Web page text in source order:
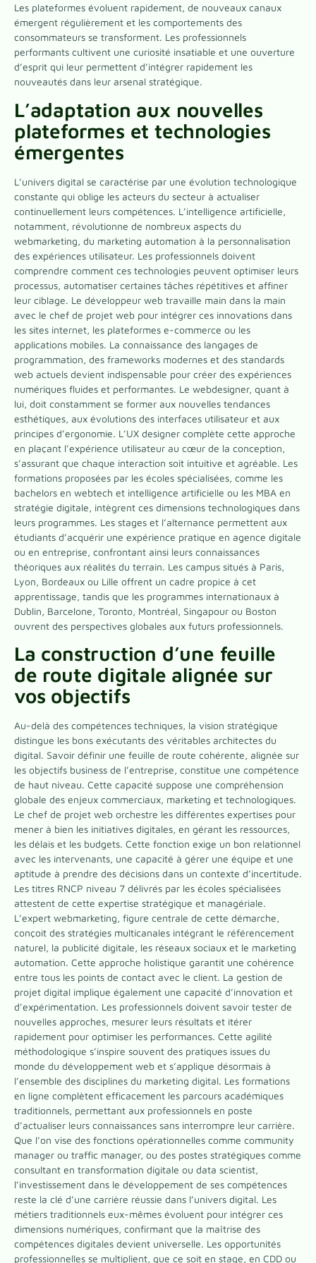
Les plateformes évoluent rapidement, de nouveaux canaux
émergent régulièrement et les comportements des
consommateurs se transforment. Les professionnels
performants cultivent une curiosité insatiable et une ouverture
d’esprit qui leur permettent d’intégrer rapidement les
nouveautés dans leur arsenal stratégique.
L’adaptation aux nouvelles
plateformes et technologies
émergentes
L’univers digital se caractérise par une évolution technologique
constante qui oblige les acteurs du secteur à actualiser
continuellement leurs compétences. L’intelligence artificielle,
notamment, révolutionne de nombreux aspects du
webmarketing, du marketing automation à la personnalisation
des expériences utilisateur. Les professionnels doivent
comprendre comment ces technologies peuvent optimiser leurs
processus, automatiser certaines tâches répétitives et affiner
leur ciblage. Le développeur web travaille main dans la main
avec le chef de projet web pour intégrer ces innovations dans
les sites internet, les plateformes e-commerce ou les
applications mobiles. La connaissance des langages de
programmation, des frameworks modernes et des standards
web actuels devient indispensable pour créer des expériences
numériques fluides et performantes. Le webdesigner, quant à
lui, doit constamment se former aux nouvelles tendances
esthétiques, aux évolutions des interfaces utilisateur et aux
principes d’ergonomie. L’UX designer complète cette approche
en plaçant l’expérience utilisateur au cœur de la conception,
s’assurant que chaque interaction soit intuitive et agréable. Les
formations proposées par les écoles spécialisées, comme les
bachelors en webtech et intelligence artificielle ou les MBA en
stratégie digitale, intègrent ces dimensions technologiques dans
leurs programmes. Les stages et l’alternance permettent aux
étudiants d’acquérir une expérience pratique en agence digitale
ou en entreprise, confrontant ainsi leurs connaissances
théoriques aux réalités du terrain. Les campus situés à Paris,
Lyon, Bordeaux ou Lille offrent un cadre propice à cet
apprentissage, tandis que les programmes internationaux à
Dublin, Barcelone, Toronto, Montréal, Singapour ou Boston
ouvrent des perspectives globales aux futurs professionnels.
La construction d’une feuille
de route digitale alignée sur
vos objectifs
Au-delà des compétences techniques, la vision stratégique
distingue les bons exécutants des véritables architectes du
digital. Savoir définir une feuille de route cohérente, alignée sur
les objectifs business de l’entreprise, constitue une compétence
de haut niveau. Cette capacité suppose une compréhension
globale des enjeux commerciaux, marketing et technologiques.
Le chef de projet web orchestre les différentes expertises pour
mener à bien les initiatives digitales, en gérant les ressources,
les délais et les budgets. Cette fonction exige un bon relationnel
avec les intervenants, une capacité à gérer une équipe et une
aptitude à prendre des décisions dans un contexte d’incertitude.
Les titres RNCP niveau 7 délivrés par les écoles spécialisées
attestent de cette expertise stratégique et managériale.
L’expert webmarketing, figure centrale de cette démarche,
conçoit des stratégies multicanales intégrant le référencement
naturel, la publicité digitale, les réseaux sociaux et le marketing
automation. Cette approche holistique garantit une cohérence
entre tous les points de contact avec le client. La gestion de
projet digital implique également une capacité d’innovation et
d’expérimentation. Les professionnels doivent savoir tester de
nouvelles approches, mesurer leurs résultats et itérer
rapidement pour optimiser les performances. Cette agilité
méthodologique s’inspire souvent des pratiques issues du
monde du développement web et s’applique désormais à
l’ensemble des disciplines du marketing digital. Les formations
en ligne complètent efficacement les parcours académiques
traditionnels, permettant aux professionnels en poste
d’actualiser leurs connaissances sans interrompre leur carrière.
Que l’on vise des fonctions opérationnelles comme community
manager ou traffic manager, ou des postes stratégiques comme
consultant en transformation digitale ou data scientist,
l’investissement dans le développement de ses compétences
reste la clé d’une carrière réussie dans l’univers digital. Les
métiers traditionnels eux-mêmes évoluent pour intégrer ces
dimensions numériques, confirmant que la maîtrise des
compétences digitales devient universelle. Les opportunités
professionnelles se multiplient, que ce soit en stage, en CDD ou